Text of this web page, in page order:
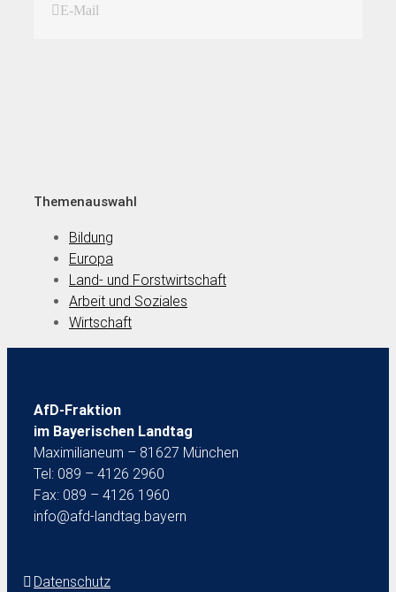
E-Mail
Themenauswahl
Bildung
Europa
Land- und Forstwirtschaft
Arbeit und Soziales
Wirtschaft
AfD-Fraktion
im Bayerischen Landtag
Maximilianeum – 81627 München
Tel: 089 – 4126 2960
Fax: 089 – 4126 1960
info@afd-landtag.bayern
Datenschutz